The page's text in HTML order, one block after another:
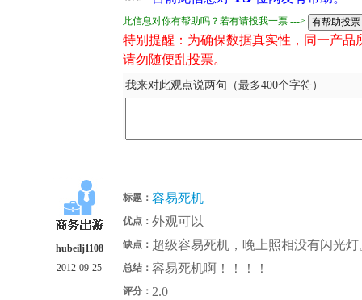
此信息对你有帮助吗？若有请投我一票 --->
特别提醒：为确保数据真实性，同一产
请勿随便乱投票。
我来对此观点说两句（最多400个字符）
hubeilj1108
2012-09-25
标题： 容易死机
优点： 外观可以
缺点： 超级容易死机，晚上照相没有闪光
总结： 容易死机啊！！！！
评分： 2.0